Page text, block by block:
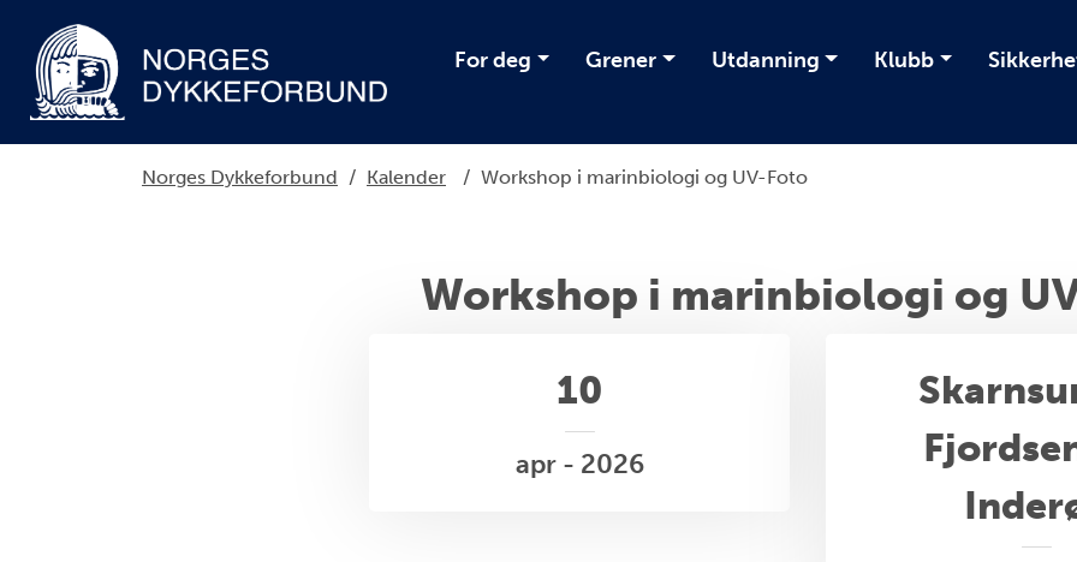
For deg Grener Utdanning Klubb
Norges Dykkeforbund / Kalender / Workshop i marinbiologi og UV-Foto
Workshop i marinbiologi og
10
apr - 2026